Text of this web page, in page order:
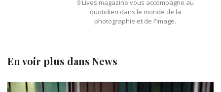
9 Lives magazine vous accompagne au
quotidien dans le monde de la
photographie et de l'Image.
En voir plus dans News